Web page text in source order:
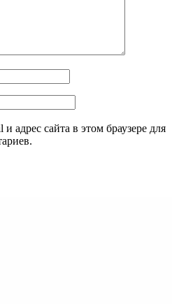
адрес сайта в этом браузере для